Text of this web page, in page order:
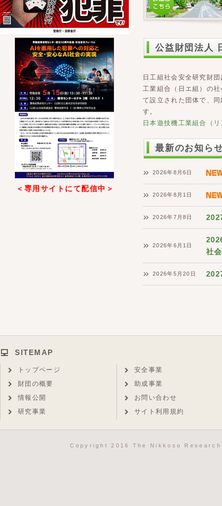
公益財団法人
日工組社会安全研究財
工業組合（日エ組）の
て設立された団体で、
す。
日本遊技機工業組合（
最新のお知ら
2026年8月6日
2026年8月1日
2026年7月8日
2026年6月1日
社
2026年5月20日
＜専用サイトにて配信中＞
SITEMAP
トップページ
財団の概要
情報公開
研究事業
安全事業
助成事業
お問い合わせ
サイト利用規約
Copyright 2016 The Nikkoso